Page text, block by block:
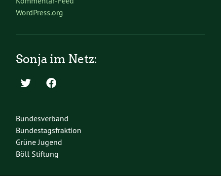
WordPress.org
Sonja im Netz:
Bundesverband
Bundestagsfraktion
Grüne Jugend
Böll Stiftung